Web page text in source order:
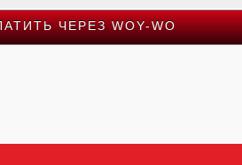
ЧЕРЕЗ WOY-WO